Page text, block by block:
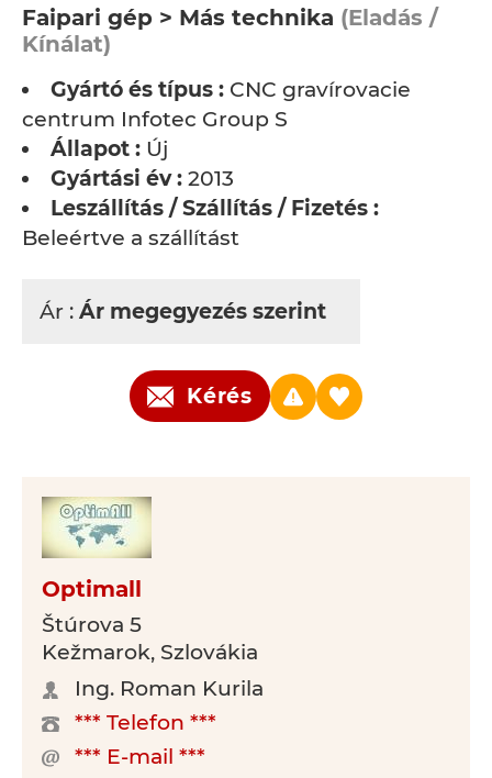
Faipari gép > Más technika (Eladás /
Kínálat)
Gyártó és típus : CNC gravírovacie
centrum Infotec Group S
Állapot : Új
Gyártási év : 2013
Leszállítás / Szállítás / Fizetés :
Beleértve a szállítást
Ár : Ár megegyezés szerint
Kérés
Optimall
Štúrova 5
Kežmarok, Szlovákia
Ing. Roman Kurila
*** Telefon ***
*** E-mail ***